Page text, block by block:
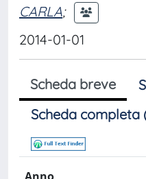
CARLA;
2014-01-01
Scheda breve
Scheda completa